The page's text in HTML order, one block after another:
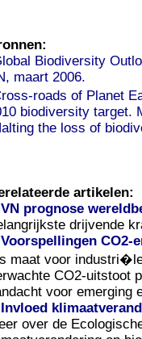
Biodiversity
maart 2006.
roads of Planet
biodiversity target.
the loss of
artikelen:
VN prognose
drijvende
Voorspellingen CO2-
maat voor
CO2-uitstoot
voor emerging
Invloed
over de